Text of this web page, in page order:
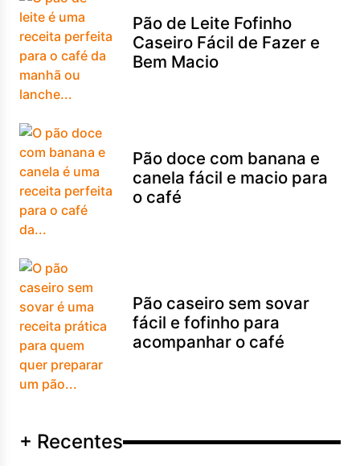
Pão de Leite Fofinho
Caseiro Fácil de Fazer e
Bem Macio
Pão doce com banana e
canela fácil e macio para
o café
Pão caseiro sem sovar
fácil e fofinho para
acompanhar o café
+ Recentes